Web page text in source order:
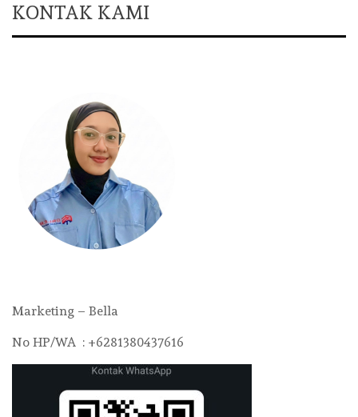
KONTAK KAMI
Marketing – Bella
No HP/WA : +6281380437616